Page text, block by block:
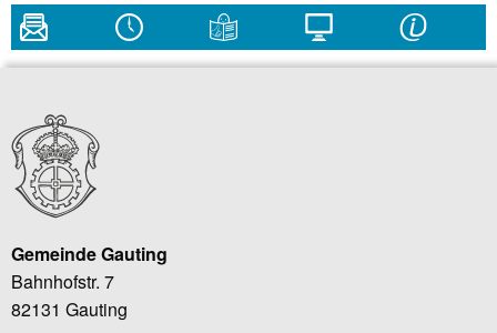
Gemeinde Gauting
Bahnhofstr. 7
82131 Gauting